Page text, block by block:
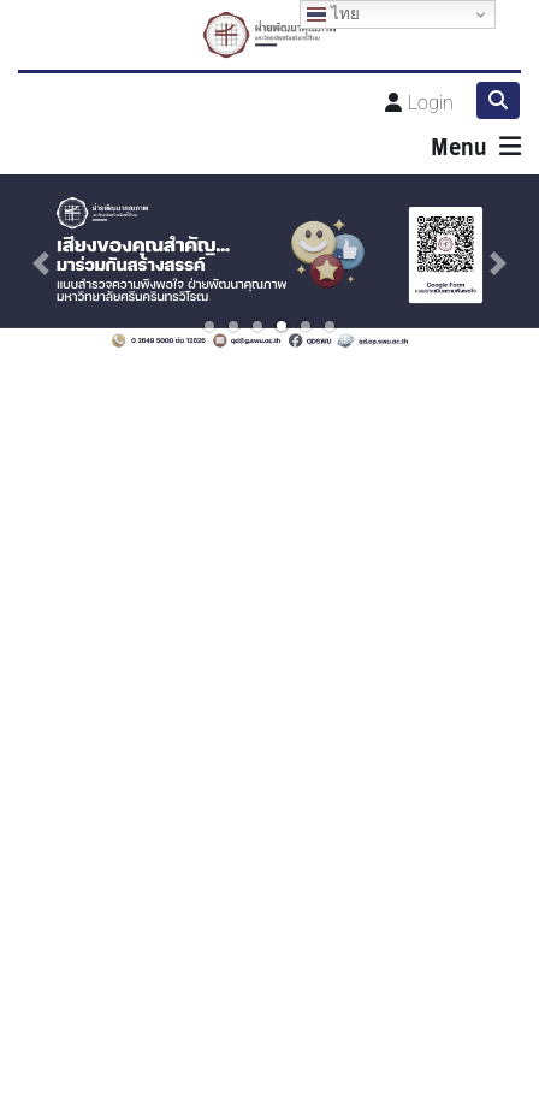
Login
Menu
Previous Next
ไทย